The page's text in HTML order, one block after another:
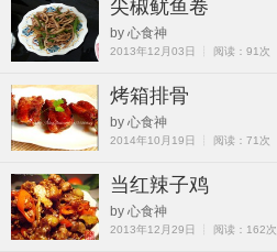
尖椒鱿鱼卷
by 心食神
2013年12月03日 ┊ 阅读：91次
烤箱排骨
by 心食神
2014年10月19日 ┊ 阅读：71次
当红辣子鸡
by 心食神
2013年12月29日 ┊ 阅读：162次